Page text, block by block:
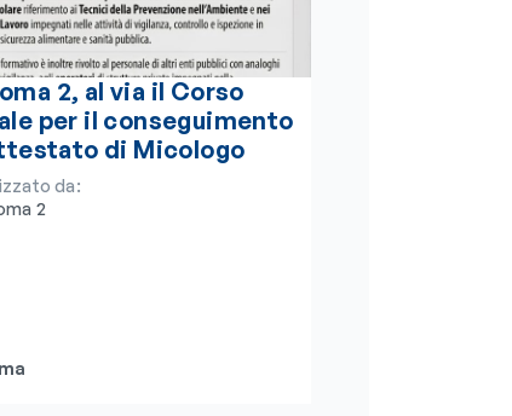
2, al via il Corso
per il conseguimento
di Micologo
da:
2